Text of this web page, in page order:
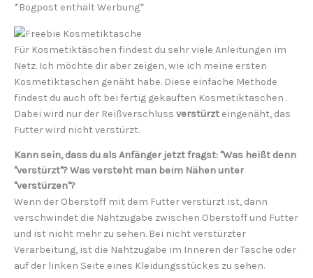
*Bogpost enthält Werbung*
Für Kosmetiktäschen findest du sehr viele Anleitungen im
Netz. Ich möchte dir aber zeigen, wie ich meine ersten
Kosmetiktaschen genäht habe. Diese einfache Methode
findest du auch oft bei fertig gekauften Kosmetiktaschen .
Dabei wird nur der Reißverschluss verstürzt eingenäht, das
Futter wird nicht verstürzt.
Kann sein, dass du als Anfänger jetzt fragst: "Was heißt denn
"verstürzt"? Was versteht man beim Nähen unter
"verstürzen"?
Wenn der Oberstoff mit dem Futter verstürzt ist, dann
verschwindet die Nahtzugabe zwischen Oberstoff und Futter
und ist nicht mehr zu sehen. Bei nicht verstürzter
Verarbeitung, ist die Nahtzugabe im Inneren der Tasche oder
auf der linken Seite eines Kleidungsstückes zu sehen.